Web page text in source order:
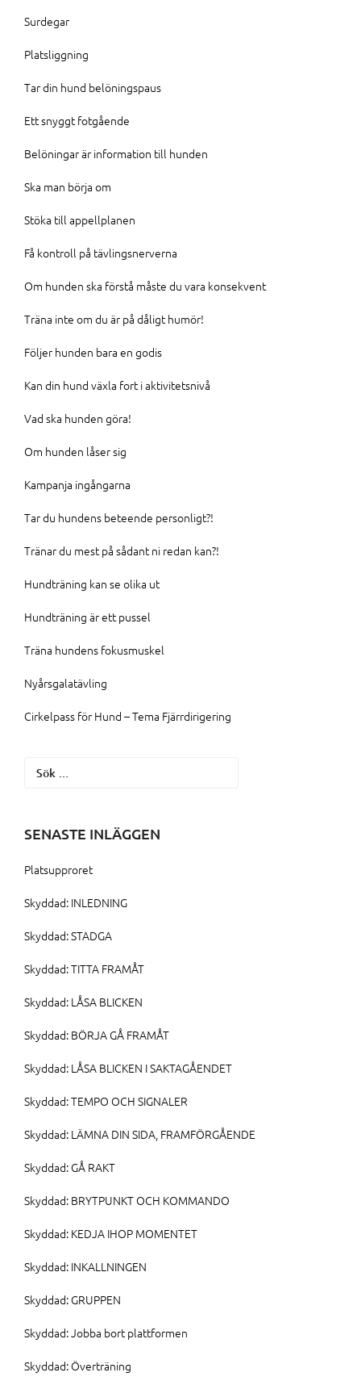
Surdegar
Platsliggning
Tar din hund belöningspaus
Ett snyggt fotgående
Belöningar är information till hunden
Ska man börja om
Stöka till appellplanen
Få kontroll på tävlingsnerverna
Om hunden ska förstå måste du vara konsekvent
Träna inte om du är på dåligt humör!
Följer hunden bara en godis
Kan din hund växla fort i aktivitetsnivå
Vad ska hunden göra!
Om hunden låser sig
Kampanja ingångarna
Tar du hundens beteende personligt?!
Tränar du mest på sådant ni redan kan?!
Hundträning kan se olika ut
Hundträning är ett pussel
Träna hundens fokusmuskel
Nyårsgalatävling
Cirkelpass för Hund – Tema Fjärrdirigering
Sök
SENASTE INLÄGGEN
Platsupproret
Skyddad: INLEDNING
Skyddad: STADGA
Skyddad: TITTA FRAMÅT
Skyddad: LÅSA BLICKEN
Skyddad: BÖRJA GÅ FRAMÅT
Skyddad: LÅSA BLICKEN I SAKTAGÅENDET
Skyddad: TEMPO OCH SIGNALER
Skyddad: LÄMNA DIN SIDA, FRAMFÖRGÅENDE
Skyddad: GÅ RAKT
Skyddad: BRYTPUNKT OCH KOMMANDO
Skyddad: KEDJA IHOP MOMENTET
Skyddad: INKALLNINGEN
Skyddad: GRUPPEN
Skyddad: Jobba bort plattformen
Skyddad: Överträning